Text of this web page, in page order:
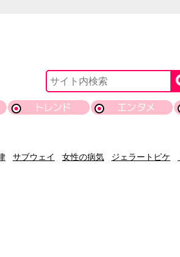
トレンド エンタメ
サブウェイ 女性の病気 ジェラートピケ